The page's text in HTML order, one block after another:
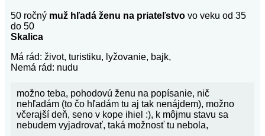
50 ročný muž hľadá ženu na priateľstvo vo veku od 35
do 50
Skalica
Má rád: život, turistiku, lyžovanie, bajk,
Nemá rád: nudu
možno teba, pohodovú ženu na popísanie, nič
nehľadám (to čo hľadám tu aj tak nenájdem), možno
včerajší deň, seno v kope ihiel :), k môjmu stavu sa
nebudem vyjadrovať, taká možnosť tu nebola,